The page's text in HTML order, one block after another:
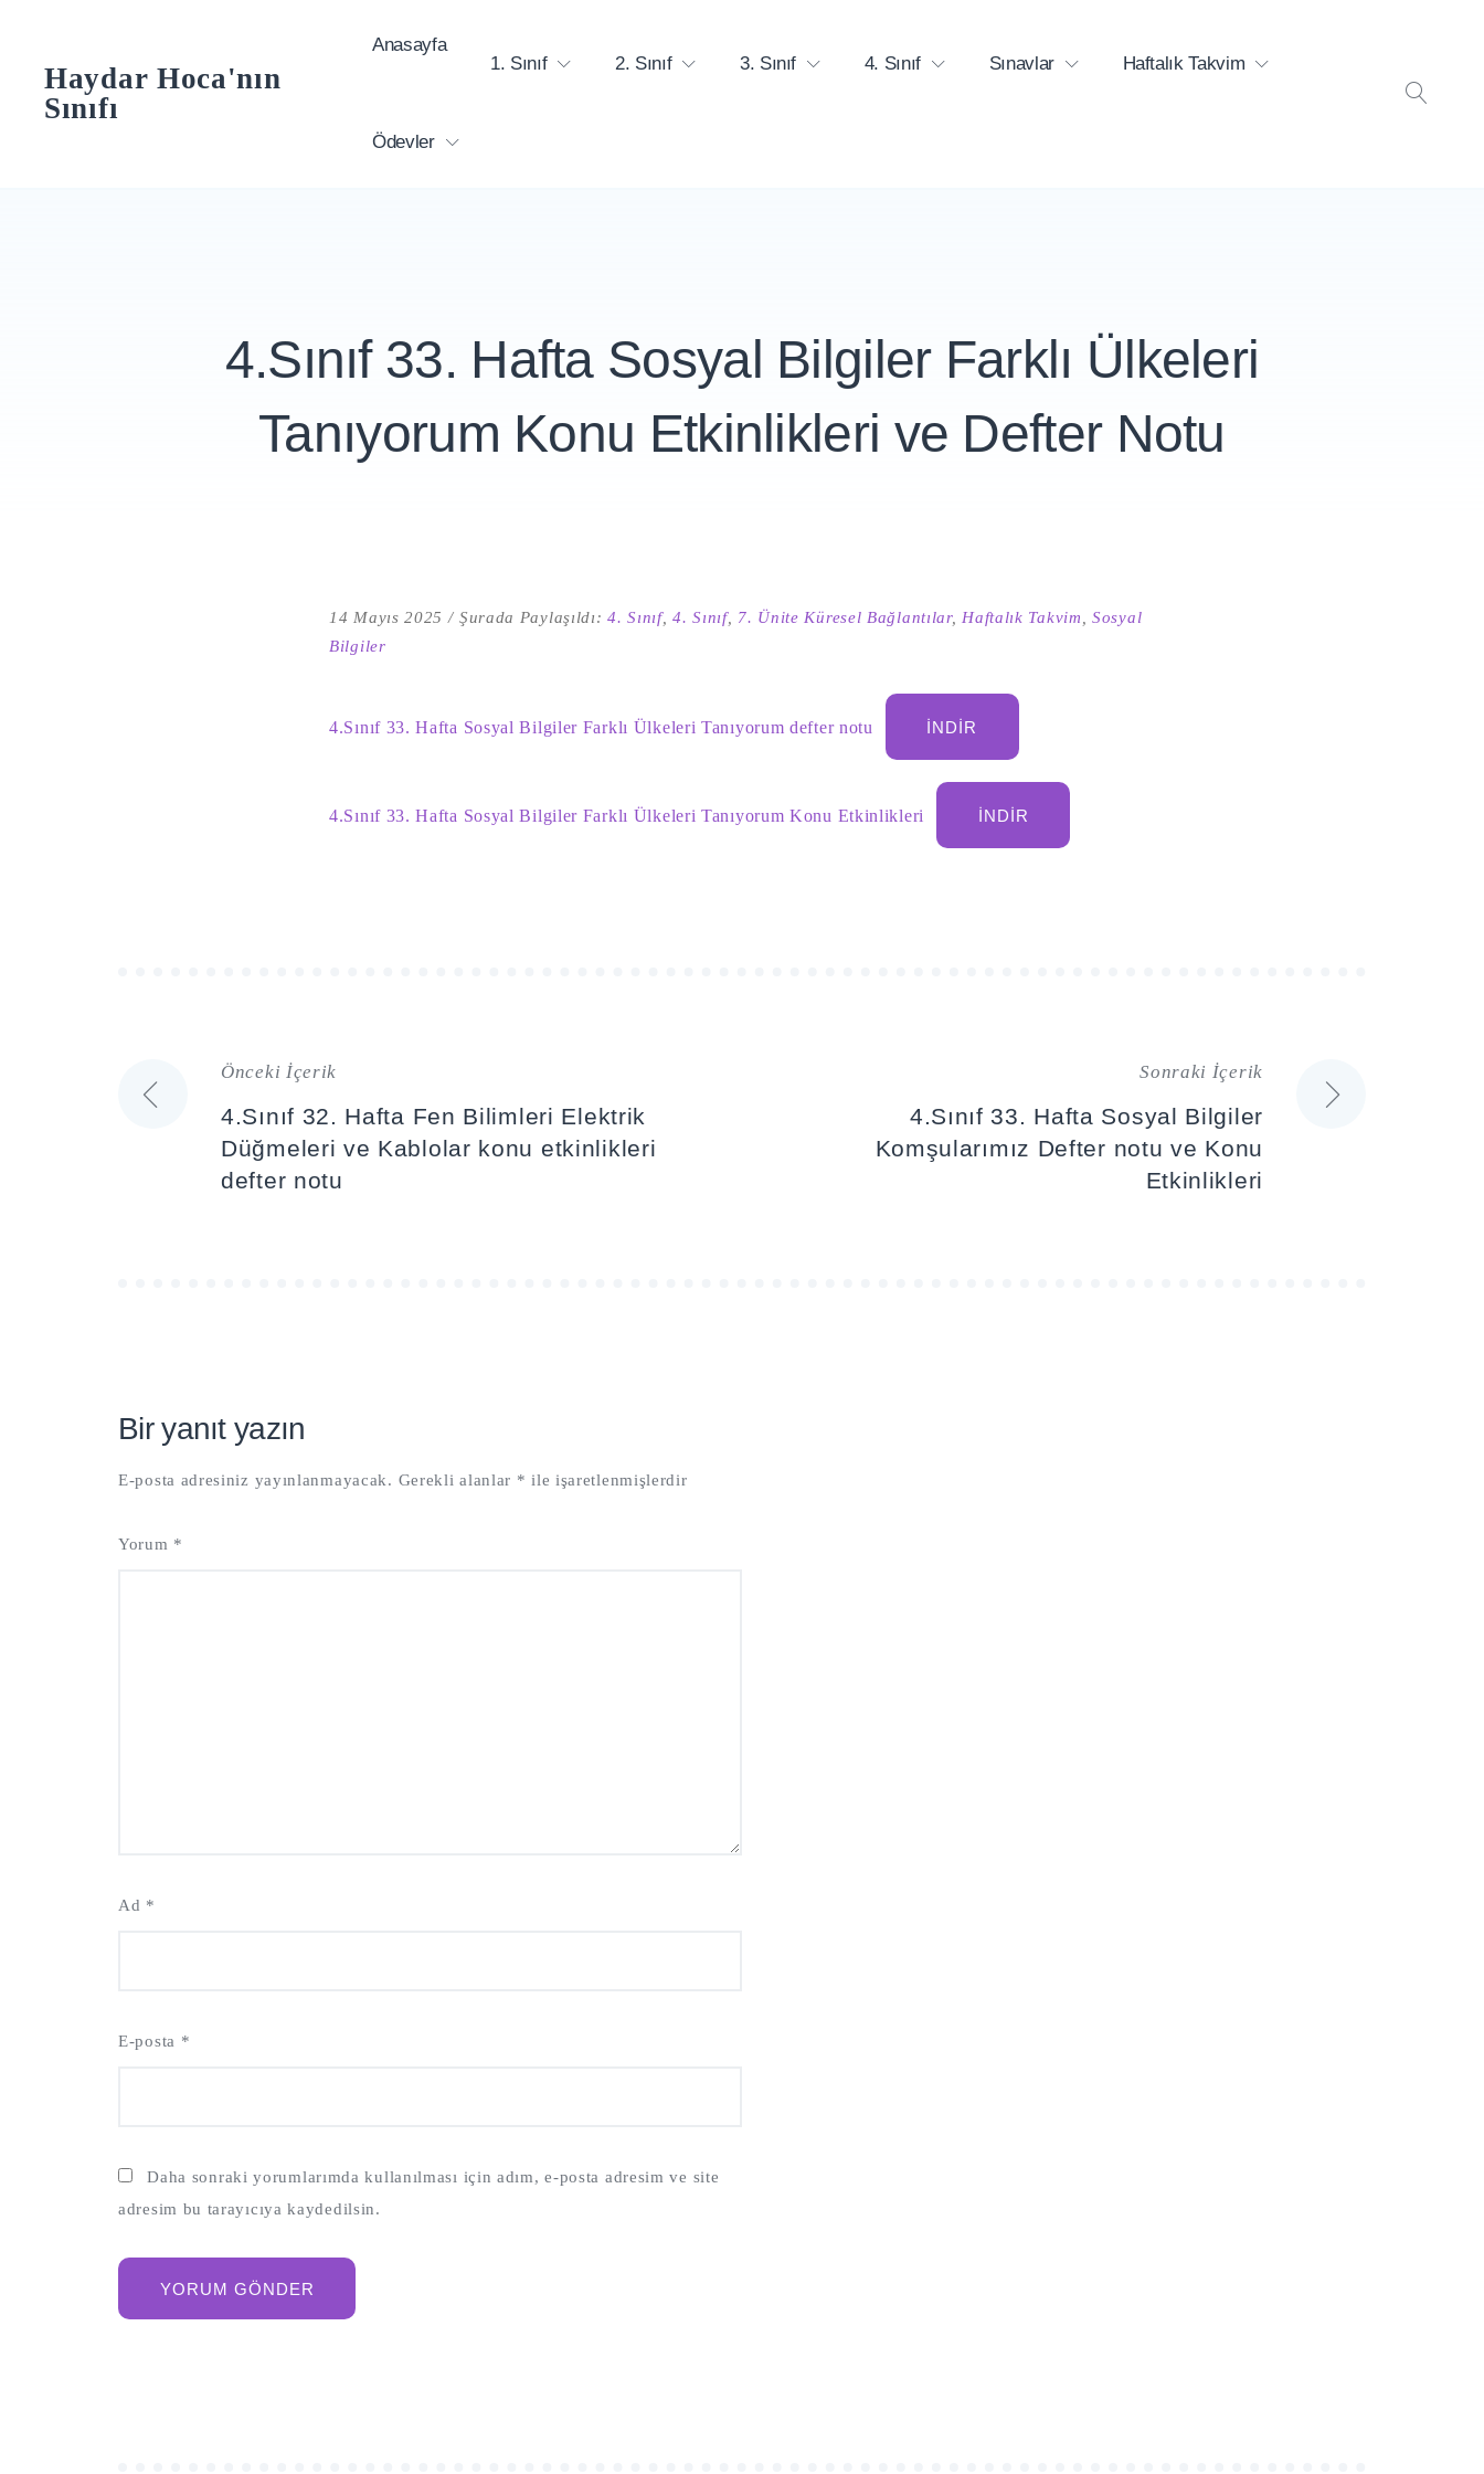
contentHaydar Hoca'nın
Sınıfı
Anasayfa
1. Sınıf
2. Sınıf 3. Sınıf 4. Sınıf Sınavlar Haftalık Takvim
Ödevler
4.Sınıf 33. Hafta Sosyal Bilgiler Farklı Ülkeleri
Tanıyorum Konu Etkinlikleri ve Defter Notu
14 Mayıs 2025 Şurada Paylaşıldı:4. Sınıf,4. Sınıf, 7. Ünite Küresel Bağlantılar, Haftalık Takvim ,Sosyal
Bilgiler
4.Sınıf 33. Hafta Sosyal Bilgiler Farklı Ülkeleri Tanıyorum defter notu İNDIR
4.Sınıf 33. Hafta Sosyal Bilgiler Farklı Ülkeleri Tanıyorum Konu Etkinlikleri İNDIR
Yazı
gezinmesi
Önceki İçerik
4.Sınıf 32. Hafta Fen Bilimleri Elektrik
Düğmeleri ve Kablolar konu etkinlikleri
defter notu
Sonraki İçerik
4.Sınıf 33. Hafta Sosyal Bilgiler
Komşularımız Defter notu ve Konu
Etkinlikleri
Bir yanıt yazın
E-posta adresiniz yayınlanmayacak. Gerekli alanlar * ile işaretlenmişlerdir
Yorum *
Ad *
E-posta *
Daha sonraki yorumlarımda kullanılması için adım, e-posta adresim ve site
adresim bu tarayıcıya kaydedilsin.